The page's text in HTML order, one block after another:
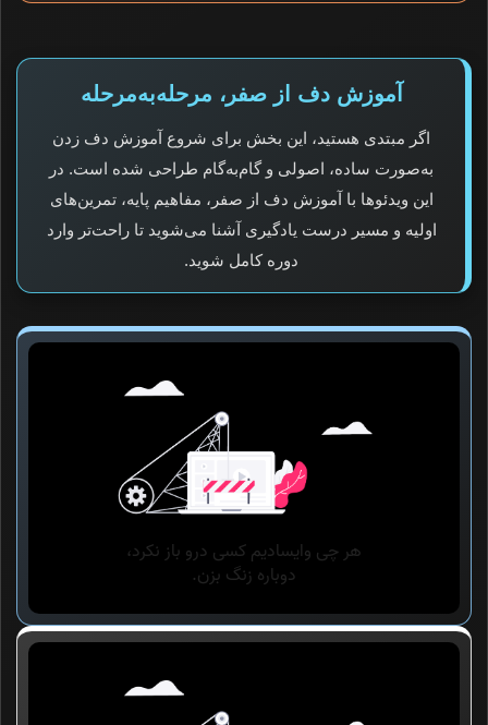
آموزش دف از صفر، مرحله‌به‌مرحله
اگر مبتدی هستید، این بخش برای شروع آموزش دف زدن
به‌صورت ساده، اصولی و گام‌به‌گام طراحی شده است. در
این ویدئوها با آموزش دف از صفر، مفاهیم پایه، تمرین‌های
اولیه و مسیر درست یادگیری آشنا می‌شوید تا راحت‌تر وارد
دوره کامل شوید.